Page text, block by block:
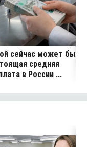
сейчас может быть
средняя
в России ...